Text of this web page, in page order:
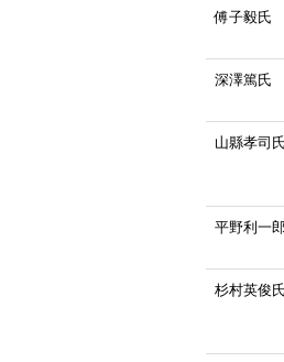
傅子毅氏
深澤篤氏
山縣孝司氏
平野利一
杉村英俊氏